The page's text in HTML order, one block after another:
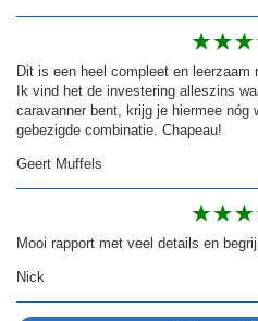
Dit is een heel compleet en leerzaam
Ik vind het de investering alleszins
caravanner bent, krijg je hiermee nóg
gebezigde combinatie. Chapeau!
Geert Muffels
Mooi rapport met veel details en
Nick